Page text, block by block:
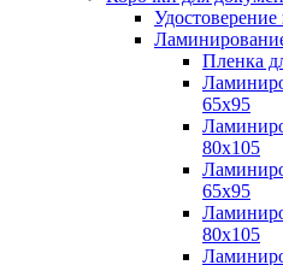
Удостоверение
Пленка
65х95
80х105
65х95
80х105